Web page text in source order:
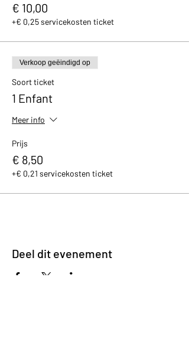
€ 10,00
+€ 0,25 servicekosten ticket
Verkoop geëindigd op
Soort ticket
1 Enfant
Meer info
Prijs
€ 8,50
+€ 0,21 servicekosten ticket
Deel dit evenement